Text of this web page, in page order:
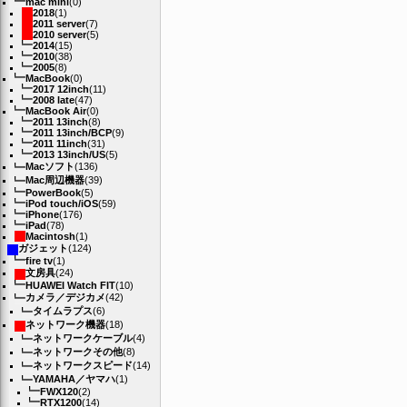
2018(1)
2011 server(7)
2010 server(5)
2014(15)
2010(38)
2005(8)
MacBook(0)
2017 12inch(11)
2008 late(47)
MacBook Air(0)
2011 13inch(8)
2011 13inch/BCP(9)
2011 11inch(31)
2013 13inch/US(5)
Macソフト(136)
Mac周辺機器(39)
PowerBook(5)
iPod touch/iOS(59)
iPhone(176)
iPad(78)
Macintosh(1)
ガジェット(124)
fire tv(1)
文房具(24)
HUAWEI Watch FIT(10)
カメラ／デジカメ(42)
タイムラプス(6)
ネットワーク機器(18)
ネットワークケーブル(4)
ネットワークその他(8)
ネットワークスピード(14)
YAMAHA／ヤマハ(1)
FWX120(2)
RTX1200(14)